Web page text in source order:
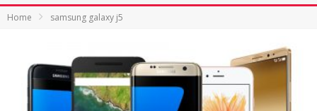
Home samsung galaxy j5